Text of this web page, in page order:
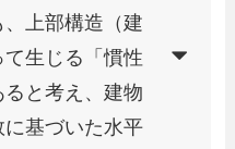
上部構造（建
生じる「慣性
と考え、建物
基づいた水平